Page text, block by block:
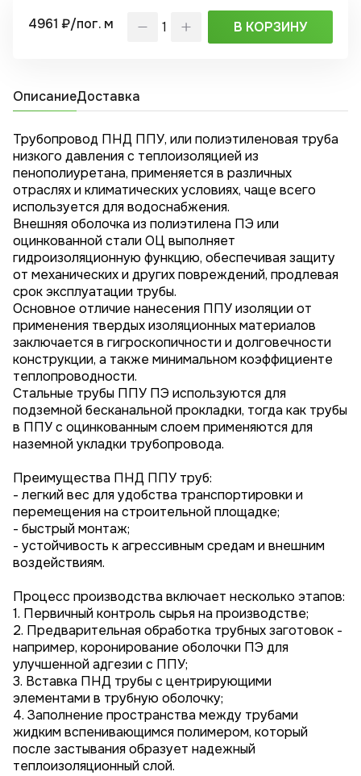
4961 ₽/пог. м В КОРЗИНУ
ОписаниеДоставка
Трубопровод ПНД ППУ, или полиэтиленовая труба
низкого давления с теплоизоляцией из
пенополиуретана, применяется в различных
отраслях и климатических условиях, чаще всего
используется для водоснабжения.
Внешняя оболочка из полиэтилена ПЭ или
оцинкованной стали ОЦ выполняет
гидроизоляционную функцию, обеспечивая защиту
от механических и других повреждений, продлевая
срок эксплуатации трубы.
Основное отличие нанесения ППУ изоляции от
применения твердых изоляционных материалов
заключается в гигроскопичности и долговечности
конструкции, а также минимальном коэффициенте
теплопроводности.
Стальные трубы ППУ ПЭ используются для
подземной бесканальной прокладки, тогда как трубы
в ППУ с оцинкованным слоем применяются для
наземной укладки трубопровода.
Преимущества ПНД ППУ труб:
- легкий вес для удобства транспортировки и
перемещения на строительной площадке;
- быстрый монтаж;
- устойчивость к агрессивным средам и внешним
воздействиям.
Процесс производства включает несколько этапов:
1. Первичный контроль сырья на производстве;
2. Предварительная обработка трубных заготовок -
например, коронирование оболочки ПЭ для
улучшенной адгезии с ППУ;
3. Вставка ПНД трубы с центрирующими
элементами в трубную оболочку;
4. Заполнение пространства между трубами
жидким вспенивающимся полимером, который
после застывания образует надежный
теплоизоляционный слой.